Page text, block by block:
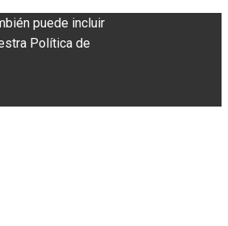
puede incluir
Política de